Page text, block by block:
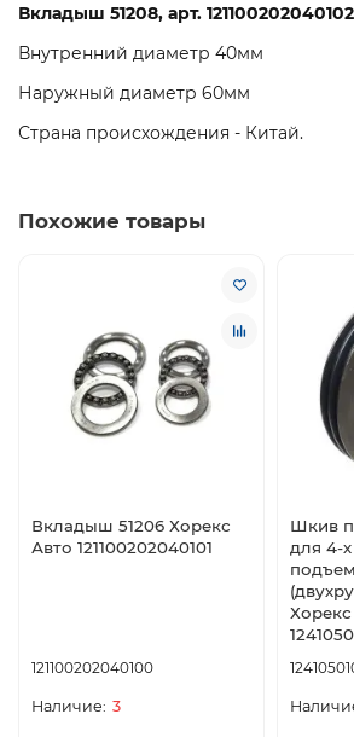
Вкладыш 51208, арт.
Внутренний диаметр 40мм
Наружный диаметр 60мм
Страна происхождения - Китай.
Похожие товары
Вкладыш 51206 Хорекс
Авто 121100202040101
121100202040100
3
Шкив
для 4-